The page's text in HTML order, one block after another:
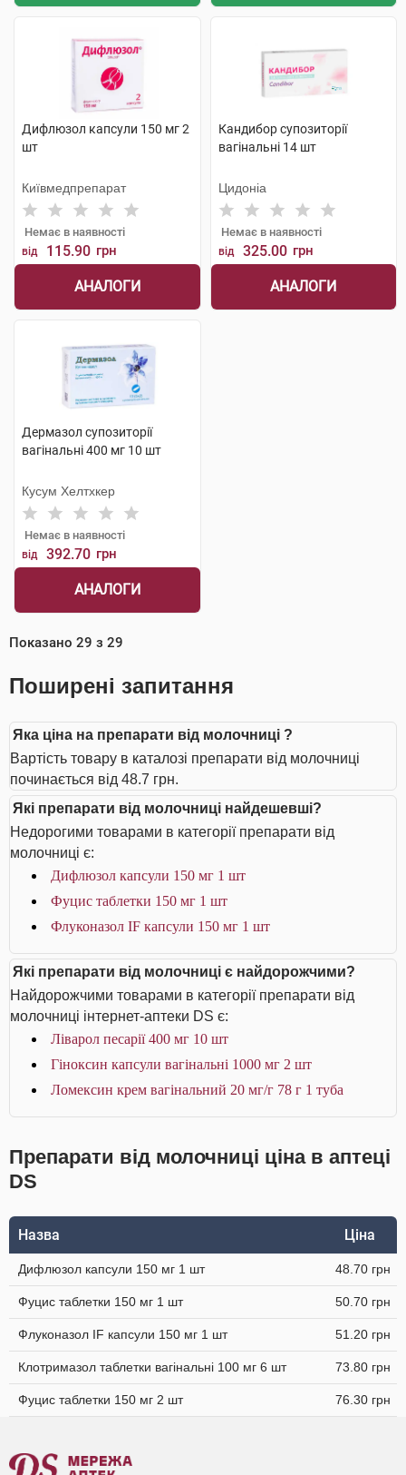
Дифлюзол капсули 150 мг 2
шт
Київмедпрепарат
Немає в наявності
від 115.90 грн
АНАЛОГИ
Кандибор супозиторії
вагінальні 14 шт
Цидоніа
Немає в наявності
від 325.00 грн
АНАЛОГИ
Дермазол супозиторії
вагінальні 400 мг 10 шт
Кусум Хелтхкер
Немає в наявності
від 392.70 грн
АНАЛОГИ
Показано 29 з 29
Поширені запитання
Яка ціна на препарати від молочниці ?
Вартість товару в каталозі препарати від молочниці
починається від 48.7 грн.
Які препарати від молочниці найдешевші?
Недорогими товарами в категорії препарати від
молочниці є:
Дифлюзол капсули 150 мг 1 шт
Фуцис таблетки 150 мг 1 шт
Флуконазол IF капсули 150 мг 1 шт
Які препарати від молочниці є найдорожчими?
Найдорожчими товарами в категорії препарати від
молочниці інтернет-аптеки DS є:
Ліварол песарії 400 мг 10 шт
Гіноксин капсули вагінальні 1000 мг 2 шт
Ломексин крем вагінальний 20 мг/г 78 г 1 туба
Препарати від молочниці ціна в аптеці
DS
Назва Ціна
Дифлюзол капсули 150 мг 1 шт 48.70 грн
Фуцис таблетки 150 мг 1 шт 50.70 грн
Флуконазол IF капсули 150 мг 1 шт 51.20 грн
Клотримазол таблетки вагінальні 100 мг 6 шт 73.80 грн
Фуцис таблетки 150 мг 2 шт 76.30 грн